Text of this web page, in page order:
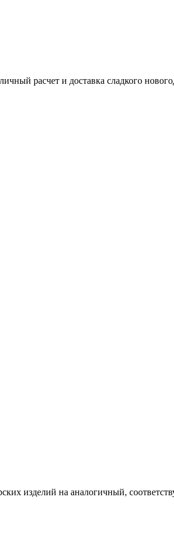
расчет и доставка сладкого
изделий на аналогичный,